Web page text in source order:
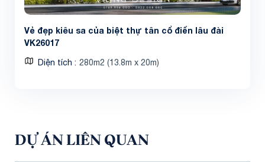
Vẻ đẹp kiêu sa của biệt thự tân cổ điển lâu đài
VK26017
Diện tích 280m2 (13.8m x 20m)
DỰ ÁN LIÊN QUAN